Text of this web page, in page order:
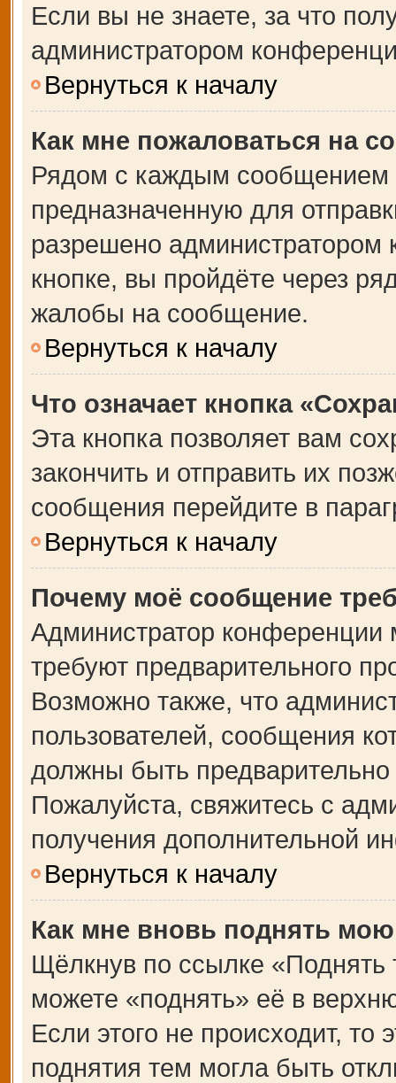
Если вы не знаете, за что
администратором
Вернуться к началу
Как мне пожаловаться на
Рядом с каждым сообщением
предназначенную для
разрешено
кнопке, вы пройдёте через
жалобы на сообщение.
Вернуться к началу
Что означает кнопка
Эта кнопка позволяет вам
закончить и отправить их
сообщения перейдите в
Вернуться к началу
Почему моё сообщение
Администратор
требуют предварительного
Возможно также, что
пользователей, сообщения
должны быть
Пожалуйста, свяжитесь с
получения дополнительной
Вернуться к началу
Как мне вновь поднять
Щёлкнув по ссылке
можете «поднять» её в
Если этого не происходит, то
поднятия тем могла быть